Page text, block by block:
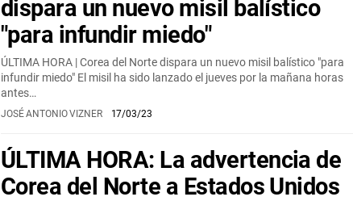
dispara un nuevo misil balístico
"para infundir miedo"
ÚLTIMA HORA | Corea del Norte dispara un nuevo misil balístico "para
infundir miedo" El misil ha sido lanzado el jueves por la mañana horas
antes…
JOSÉ ANTONIO VIZNER 17/03/23
ÚLTIMA HORA: La advertencia de
Corea del Norte a Estados Unidos